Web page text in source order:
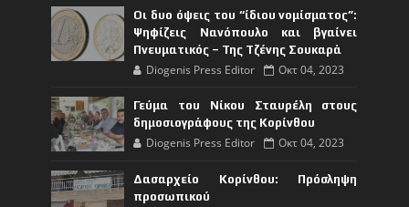
Οι δυο όψεις του “ίδιου νομίσματος”:
Ψηφίζεις Νανόπουλο και βγαίνει
Πνευματικός – Της Τζένης Σουκαρά
Diogenis Press Editor Οκτ 04, 2023
Γεύμα του Νίκου Σταυρέλη στους
δημοσιογράφους της Κορίνθου
Diogenis Press Editor Οκτ 04, 2023
Δασαρχείο Κορίνθου: Πρόσληψη
προσωπικού